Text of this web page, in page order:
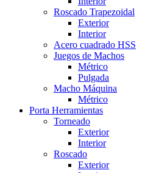
Roscado Trapezoidal
Exterior
Interior
Acero cuadrado HSS
Juegos de Machos
Métrico
Pulgada
Macho Máquina
Métrico
Porta Herramientas
Torneado
Exterior
Interior
Roscado
Exterior